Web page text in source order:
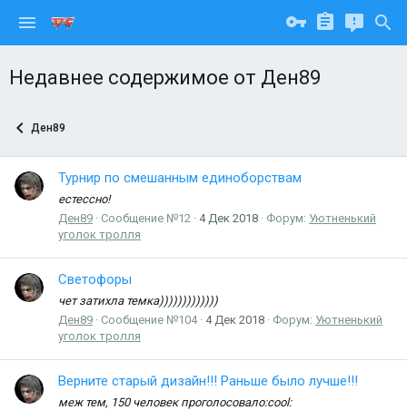
Недавнее содержимое от Ден89
Ден89
Турнир по смешанным единоборствам
естессно!
Ден89
Сообщение №12 4 Дек 2018 Форум: Уютненький
уголок тролля
Светофоры
чет затихла темка)))))))))))))
Ден89
Сообщение №104 4 Дек 2018 Форум: Уютненький
уголок тролля
Верните старый дизайн!!! Раньше было лучше!!!
меж тем, 150 человек проголосовало:cool: